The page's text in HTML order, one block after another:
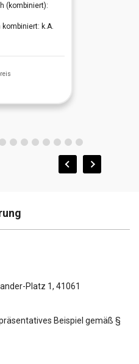
(kombiniert):
kombiniert: k.A.
Platz 1, 41061
Beispiel gemäß §